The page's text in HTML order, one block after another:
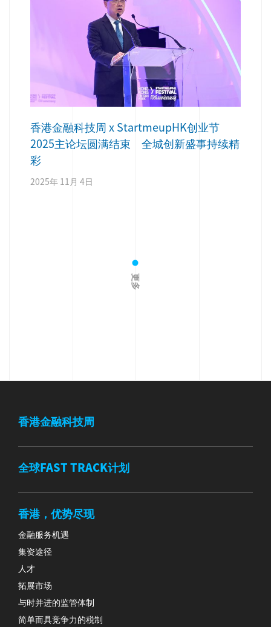
香港金融科技周 x StartmeupHK创业节
2025主论坛圆满结束 全城创新盛事持续精
彩
2025年 11月 4日
更多
香港金融科技周
全球FAST TRACK计划
香港，优势尽现
金融服务机遇
集资途径
人才
拓展市场
与时并进的监管体制
简单而具竞争力的税制